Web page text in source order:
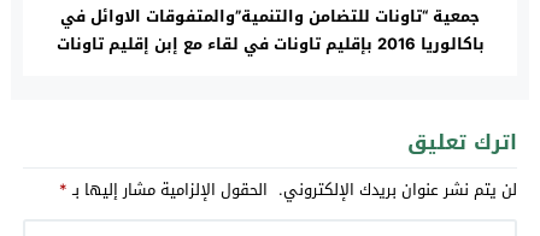
جمعية “تاونات للتضامن والتنمية”والمتفوقات الاوائل في
باكالوريا 2016 بإقليم تاونات في لقاء مع إبن إقليم تاونات
اترك تعليق
لن يتم نشر عنوان بريدك الإلكتروني. الحقول الإلزامية مشار إليها بـ*